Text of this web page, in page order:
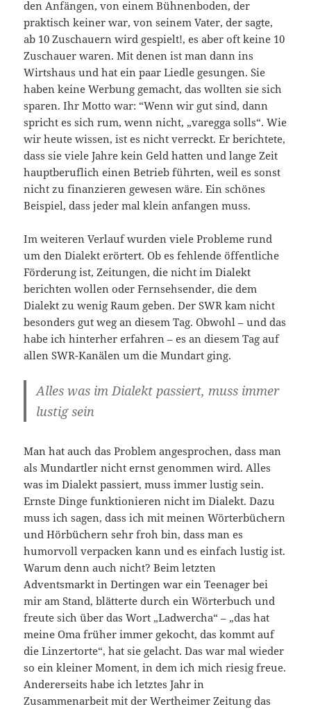
den Anfängen, von einem Bühnenboden, der
praktisch keiner war, von seinem Vater, der sagte,
ab 10 Zuschauern wird gespielt!, es aber oft keine 10
Zuschauer waren. Mit denen ist man dann ins
Wirtshaus und hat ein paar Liedle gesungen. Sie
haben keine Werbung gemacht, das wollten sie sich
sparen. Ihr Motto war: “Wenn wir gut sind, dann
spricht es sich rum, wenn nicht, „varegga solls“. Wie
wir heute wissen, ist es nicht verreckt. Er berichtete,
dass sie viele Jahre kein Geld hatten und lange Zeit
hauptberuflich einen Betrieb führten, weil es sonst
nicht zu finanzieren gewesen wäre. Ein schönes
Beispiel, dass jeder mal klein anfangen muss.
Im weiteren Verlauf wurden viele Probleme rund
um den Dialekt erörtert. Ob es fehlende öffentliche
Förderung ist, Zeitungen, die nicht im Dialekt
berichten wollen oder Fernsehsender, die dem
Dialekt zu wenig Raum geben. Der SWR kam nicht
besonders gut weg an diesem Tag. Obwohl – und das
habe ich hinterher erfahren – es an diesem Tag auf
allen SWR-Kanälen um die Mundart ging.
Alles was im Dialekt passiert, muss immer
lustig sein
Man hat auch das Problem angesprochen, dass man
als Mundartler nicht ernst genommen wird. Alles
was im Dialekt passiert, muss immer lustig sein.
Ernste Dinge funktionieren nicht im Dialekt. Dazu
muss ich sagen, dass ich mit meinen Wörterbüchern
und Hörbüchern sehr froh bin, dass man es
humorvoll verpacken kann und es einfach lustig ist.
Warum denn auch nicht? Beim letzten
Adventsmarkt in Dertingen war ein Teenager bei
mir am Stand, blätterte durch ein Wörterbuch und
freute sich über das Wort „Ladwercha“ – „das hat
meine Oma früher immer gekocht, das kommt auf
die Linzertorte“, hat sie gelacht. Das war mal wieder
so ein kleiner Moment, in dem ich mich riesig freue.
Andererseits habe ich letztes Jahr in
Zusammenarbeit mit der Wertheimer Zeitung das